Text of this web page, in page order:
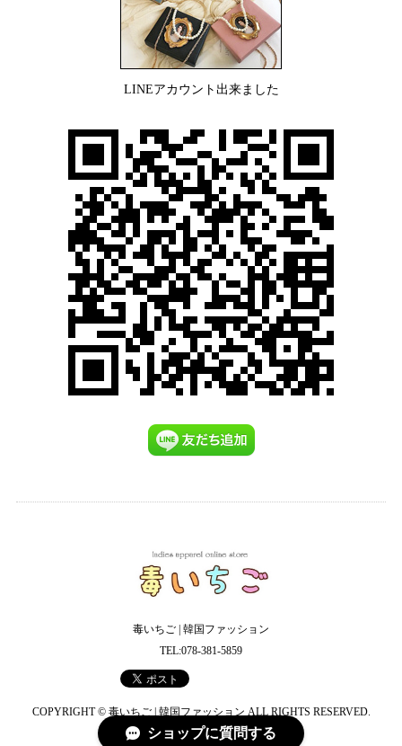
LINEアカウント出来ました
毒いちご | 韓国ファッション
TEL:078-381-5859
COPYRIGHT © 毒いちご | 韓国ファッション ALL RIGHTS RESERVED.
ショップに質問する